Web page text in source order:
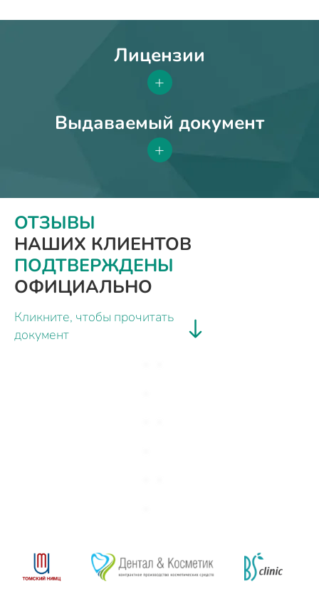
Лицензии
+
Выдаваемый документ
+
ОТЗЫВЫ
НАШИХ КЛИЕНТОВ
ПОДТВЕРЖДЕНЫ
ОФИЦИАЛЬНО
Кликните, чтобы прочитать
документ